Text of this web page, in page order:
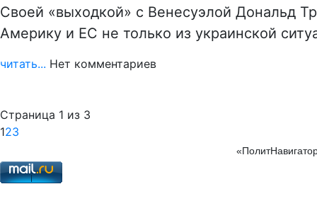
Своей «выходкой» с Венесуэлой Дональд
Америку и ЕС не только из украинской
читать... Нет комментариев
Страница 1 из 3
123